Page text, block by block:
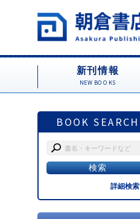
新刊情報
NEW BOOKS
BOOK SEARCH
詳細検索